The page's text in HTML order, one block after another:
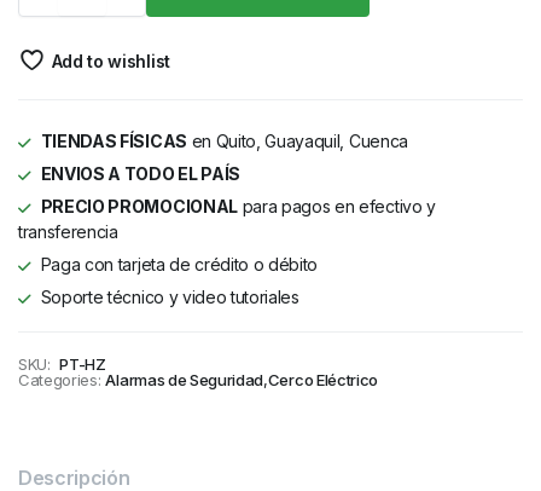
Add to wishlist
TIENDAS FÍSICAS en Quito, Guayaquil, Cuenca
ENVIOS A TODO EL PAÍS
PRECIO PROMOCIONALpara pagos en efectivo y
transferencia
Paga con tarjeta de crédito o débito
Soporte técnico y video tutoriales
SKU: PT-HZ
Categories: Alarmas de Seguridad,Cerco Eléctrico
Descripción